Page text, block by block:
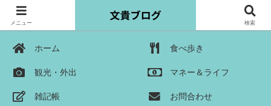
ホーム 食べ歩き
観光・外出 マネー＆ライフ
雑記帳 お問合わせ
メニュー 検索